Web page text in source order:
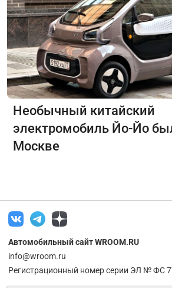
Необычный китайский
электромобиль Йо-Йо
Москве
Автомобильный сайт WROOM.RU
info@wroom.ru
Регистрационный номер серии ЭЛ № ФС